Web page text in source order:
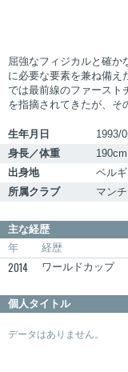
屈強なフィジカルと確か
に必要な要素を兼ね備え
では最前線のファースト
を指摘されてきたが、そ
生年月日
1993/
身長／体重
出身地
ベル
所属クラブ
マン
主な経歴
年
経歴
2014 ワールドカップ
個人タイトル
データはありません。